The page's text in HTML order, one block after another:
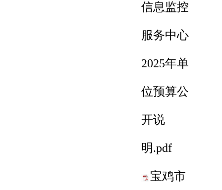
信息监控
服务中心
2025年单
位预算公
开说
明.pdf
宝鸡市